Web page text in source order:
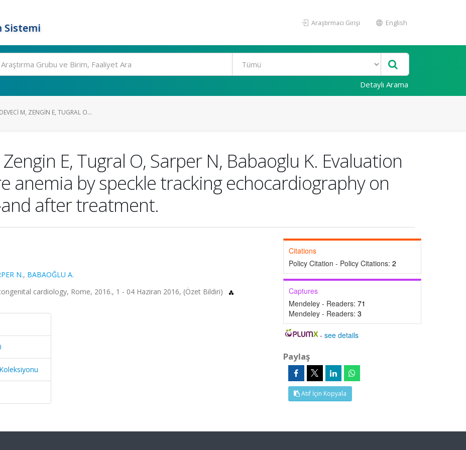
Sistemi
Araştırmacı Girişi English
Detaylı Arama
M, ZENGIN E, TUGRAL O...
E, Tugral O, Sarper N, Babaoglu K. Evaluation
anemia by speckle tracking echocardiography on
after treatment.
N., BABAOĞLU A.
cardiology, Rome, 2016., 1 - 04 Haziran 2016, (Özet Bildiri)
Citations
Policy Citation - Policy Citations: 2
Captures
Mendeley - Readers: 71
Mendeley - Readers: 3
-see details
Paylaş
Atıf İçin Kopyala